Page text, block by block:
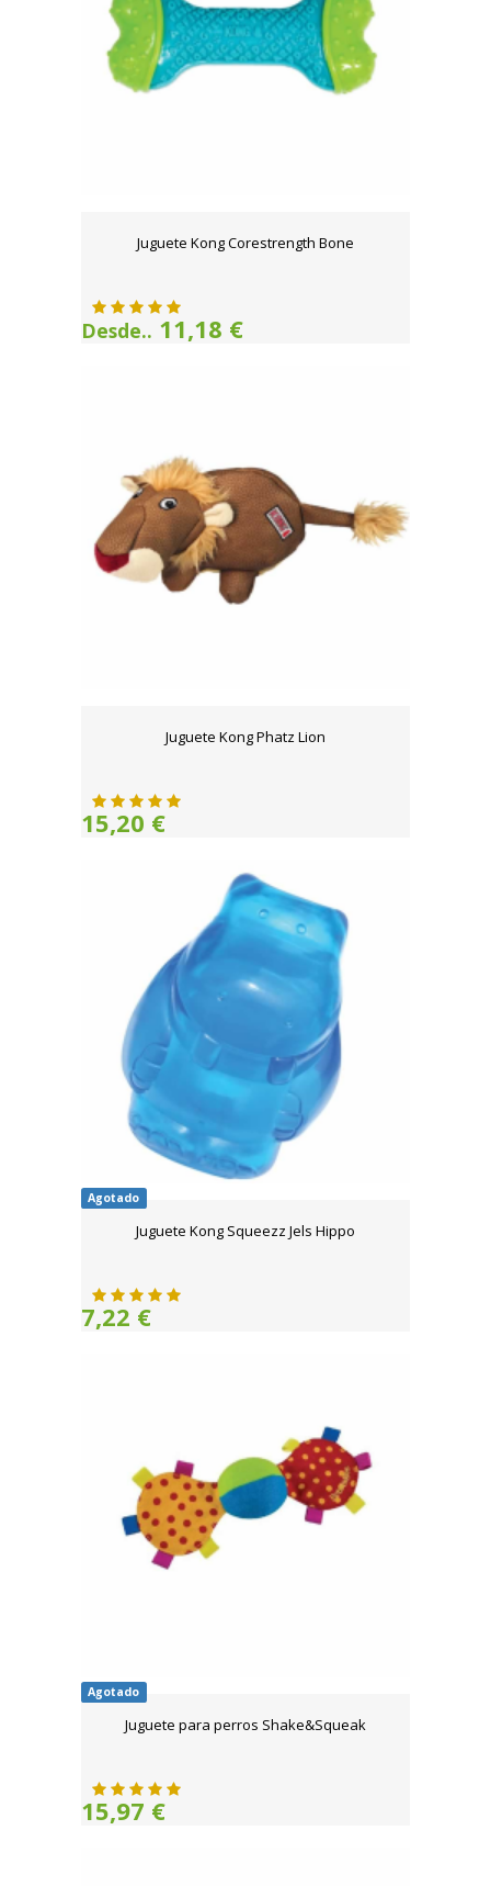
Juguete Kong Corestrength Bone
Desde.. 11,18 €
Juguete Kong Phatz Lion
15,20 €
Agotado
Juguete Kong Squeezz Jels Hippo
7,22 €
Agotado
Juguete para perros Shake&Squeak
15,97 €